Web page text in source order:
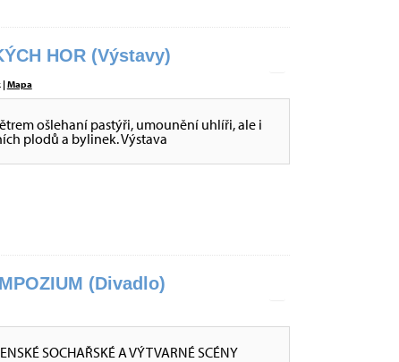
HOR (Výstavy)
|Mapa
ošlehaní pastýři, umounění uhlíři, ale i
plodů a bylinek. Výstava
(Divadlo)
SOCHAŘSKÉ A VÝTVARNÉ SCÉNY